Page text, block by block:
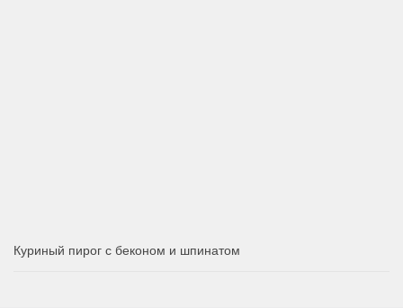
Куриный пирог с беконом и шпинатом